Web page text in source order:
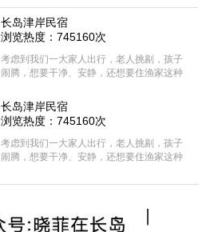
长岛津岸民宿
浏览热度：745160次
考虑到我们一大家人出行，老人挑剔，孩子
闹腾，想要干净、安静，还想要住渔家这种
选择津岸民宿，实际体验客房很干净，饭菜
方面家里老人也很满意，整体饭菜给搭配的
很好，每顿饭也不重样的，海鲜确实是非常
的新鲜呢，另外值得一提的是，他家的海菜
包子非常好吃。 其实长岛可选的酒店、民宿
各不相同，可以根据自己的喜好选择。非常
热情，能根据我提出的需求来安排房间，这
点很好。
长岛津岸民宿
浏览热度：745160次
考虑到我们一大家人出行，老人挑剔，孩子
闹腾，想要干净、安静，还想要住渔家这种
选择津岸民宿，实际体验客房很干净，饭菜
很好，每顿饭也不重样的，海鲜确实是非常
的新鲜呢，另外值得一提的是，他家的海菜